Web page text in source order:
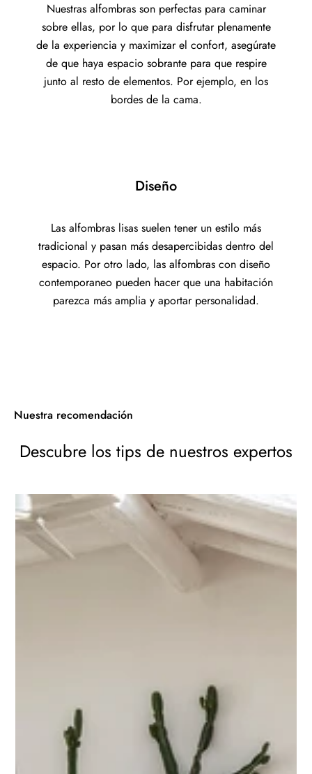
Nuestras alfombras son perfectas para caminar
sobre ellas, por lo que para disfrutar plenamente
de la experiencia y maximizar el confort, asegúrate
de que haya espacio sobrante para que respire
junto al resto de elementos. Por ejemplo, en los
bordes de la cama.
Diseño
Las alfombras lisas suelen tener un estilo más
tradicional y pasan más desapercibidas dentro del
espacio. Por otro lado, las alfombras con diseño
contemporaneo pueden hacer que una habitación
parezca más amplia y aportar personalidad.
Nuestra recomendación
Descubre los tips de nuestros expertos